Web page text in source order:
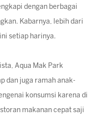
dengan berbagai
Kabarnya, lebih dari
setiap harinya.
Aqua Mak Park
dan juga ramah anak-
konsumsi karena di
makanan cepat saji